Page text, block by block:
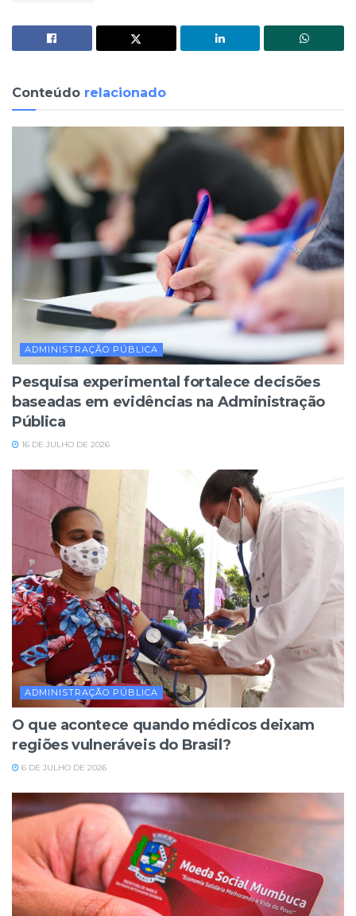
Conteúdo relacionado
ADMINISTRAÇÃO PÚBLICA
Pesquisa experimental fortalece decisões
baseadas em evidências na Administração
Pública
16 DE JULHO DE 2026
ADMINISTRAÇÃO PÚBLICA
O que acontece quando médicos deixam
regiões vulneráveis do Brasil?
6 DE JULHO DE 2026